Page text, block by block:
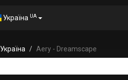
Україна UA
Aery - Dreamscape